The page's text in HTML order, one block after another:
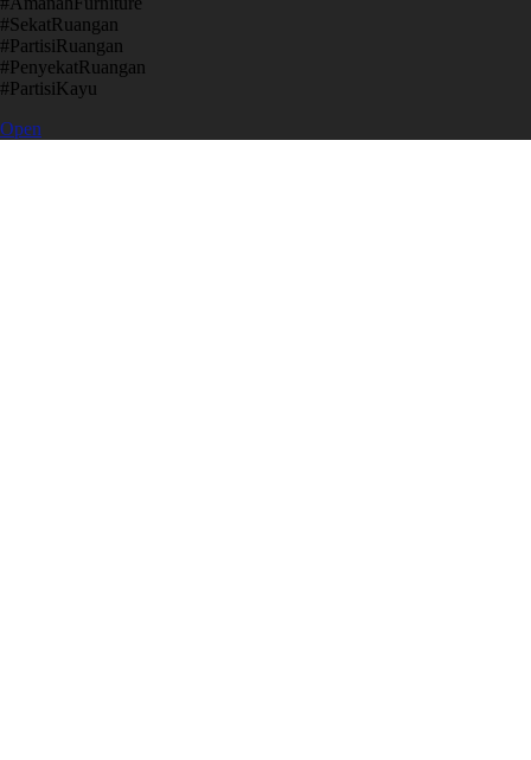
​#SekatRuangan
​#PartisiRuangan
​#PenyekatRuangan
​#PartisiKayu
Open